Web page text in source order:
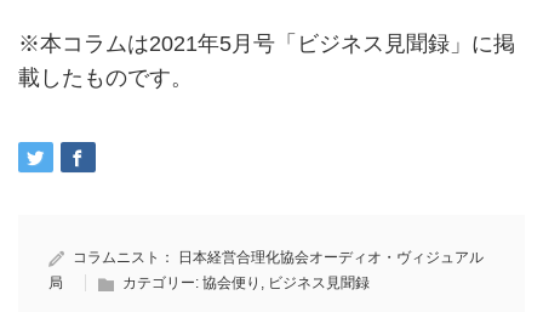
※本コラムは2021年5月号「ビジネス見聞録」に掲
載したものです。
コラムニスト：
日本経営合理化協会オーディオ・ヴィジュアル
局
カテゴリー: 協会便り , ビジネス見聞録